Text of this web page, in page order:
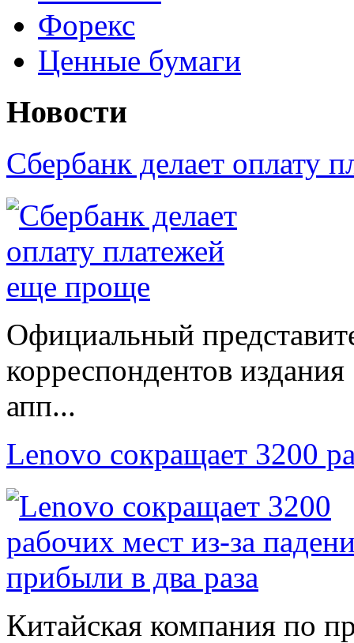
Форекс
Ценные бумаги
Новости
Сбербанк делает
Официальный
корреспондентов
апп...
Lenovo сокращает 3200
Китайская компания по